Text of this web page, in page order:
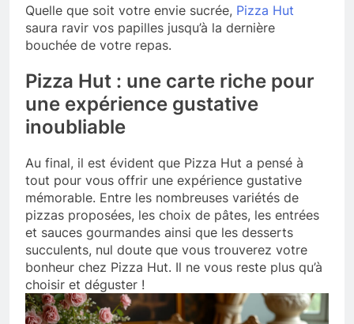
Quelle que soit votre envie sucrée, Pizza Hut
saura ravir vos papilles jusqu’à la dernière
bouchée de votre repas.
Pizza Hut : une carte riche pour
une expérience gustative
inoubliable
Au final, il est évident que Pizza Hut a pensé à
tout pour vous offrir une expérience gustative
mémorable. Entre les nombreuses variétés de
pizzas proposées, les choix de pâtes, les entrées
et sauces gourmandes ainsi que les desserts
succulents, nul doute que vous trouverez votre
bonheur chez Pizza Hut. Il ne vous reste plus qu’à
choisir et déguster !